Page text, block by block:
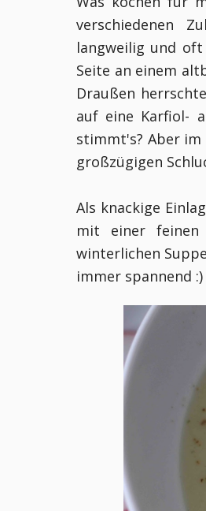
verschiedenen
langweilig und
Seite an einem
Draußen
auf eine Karfiol-
stimmt's? Aber
großzügigen
Als knackige
mit einer feinen
winterlichen
immer spannend :)